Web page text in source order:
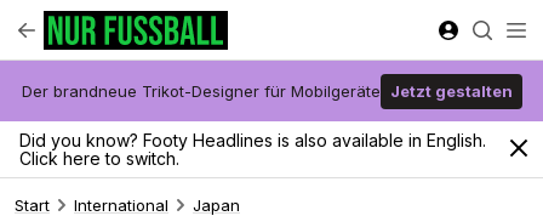
Der brandneue Trikot-Designer für Mobilgeräte Jetzt gestalten
Did you know? Footy Headlines is also available in English.
Click here to switch.
Start International Japan